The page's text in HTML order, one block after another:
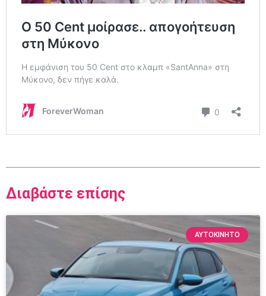
Διαβάστε επίσης
ΑΥΤΟΚΙΝΗΤΟ